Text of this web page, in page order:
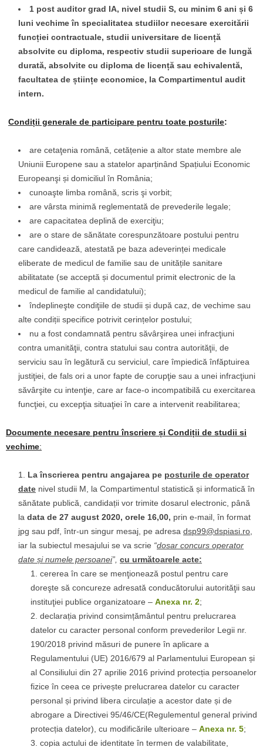
1 post auditor grad IA, nivel studii S, cu minim 6 ani și 6
luni vechime în specialitatea studiilor necesare exercitării
funcției contractuale, studii universitare de licență
absolvite cu diploma, respectiv studii superioare de lungă
durată, absolvite cu diploma de licență sau echivalentă,
facultatea de științe economice, la Compartimentul audit
intern.
Condiții generale de participare pentru toate posturile:
are cetaţenia română, cetățenie a altor state membre ale
Uniunii Europene sau a statelor aparținând Spațiului Economic
Europeanşi și domiciliul în România;
cunoaşte limba română, scris şi vorbit;
are vârsta minimă reglementată de prevederile legale;
are capacitatea deplină de exerciţiu;
are o stare de sănătate corespunzătoare postului pentru
care candidează, atestată pe baza adeverinței medicale
eliberate de medicul de familie sau de unitățile sanitare
abilitatate (se acceptă și documentul primit electronic de la
medicul de familie al candidatului);
îndeplineşte condiţiile de studii și după caz, de vechime sau
alte condiții specifice potrivit cerințelor postului;
nu a fost condamnată pentru săvârşirea unei infracţiuni
contra umanităţii, contra statului sau contra autorităţii, de
serviciu sau în legătură cu serviciul, care împiedică înfăptuirea
justiţiei, de fals ori a unor fapte de corupţie sau a unei infracţiuni
săvârşite cu intenţie, care ar face-o incompatibilă cu exercitarea
funcţiei, cu excepţia situaţiei în care a intervenit reabilitarea;
Documente necesare pentru înscriere și Condiții de studii si
vechime:
La înscrierea pentru angajarea pe posturile de operator
date nivel studii M, la Compartimentul statistică și informatică în
sănătate publică, candidații vor trimite dosarul electronic, până
la data de 27 august 2020, orele 16,00, prin e-mail, în format
jpg sau pdf, într-un singur mesaj, pe adresa dsp99@dspiasi.ro
iar la subiectul mesajului se va scrie “dosar concurs operator
date și numele persoanei”, cu următoarele acte:
cererea în care se menţionează postul pentru care
doreşte să concureze adresată conducătorului autorităţii sau
instituţiei publice organizatoare – Anexa nr. 2;
declarația privind consimțământul pentru prelucrarea
datelor cu caracter personal conform prevederilor Legii nr.
190/2018 privind măsuri de punere în aplicare a
Regulamentului (UE) 2016/679 al Parlamentului European și
al Consiliului din 27 aprilie 2016 privind protecția persoanelor
fizice în ceea ce privește prelucrarea datelor cu caracter
personal și privind libera circulație a acestor date și de
abrogare a Directivei 95/46/CE(Regulementul general privind
protecția datelor), cu modificările ulterioare – Anexa nr. 5;
copia actului de identitate în termen de valabilitate,